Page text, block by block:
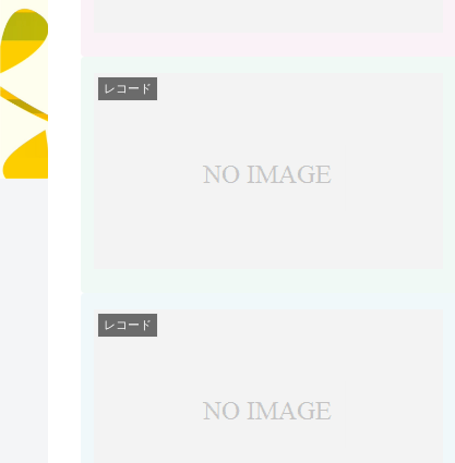
レコード
レコード